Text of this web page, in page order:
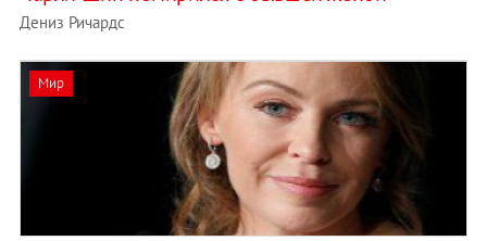
Дениз Ричардс
Мир